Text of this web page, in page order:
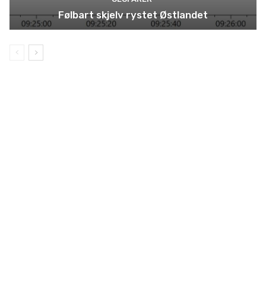
Følbart skjelv rystet Østlandet